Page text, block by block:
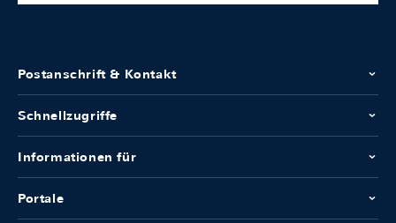
Postanschrift & Kontakt
Schnellzugriffe
Informationen für
Portale